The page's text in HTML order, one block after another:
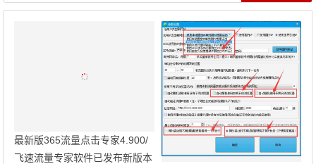
最新版365流量点击专家4.900/
飞速流量专家软件已发布新版本